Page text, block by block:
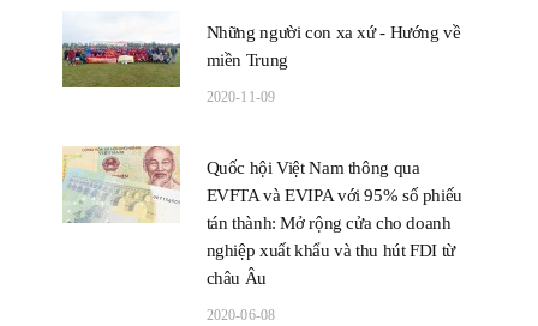
Những người con xa xứ - Hướng về
miền Trung
2020-11-09
Quốc hội Việt Nam thông qua
EVFTA và EVIPA với 95% số phiếu
tán thành: Mở rộng cửa cho doanh
nghiệp xuất khẩu và thu hút FDI từ
châu Âu
2020-06-08